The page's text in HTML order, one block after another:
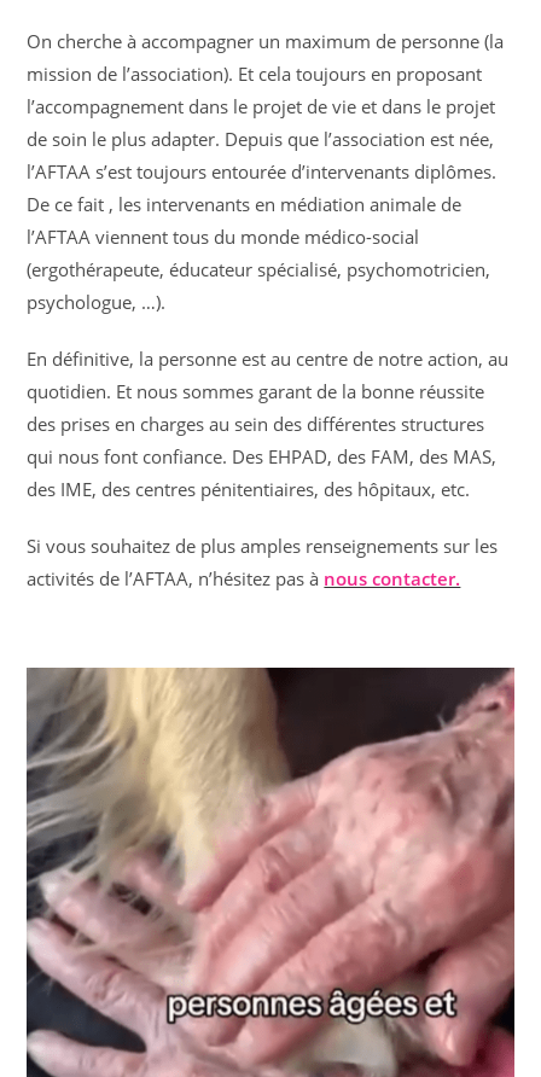
On cherche à accompagner un maximum de personne (la
mission de l’association). Et cela toujours en proposant
l’accompagnement dans le projet de vie et dans le projet
de soin le plus adapter. Depuis que l’association est née,
l’AFTAA s’est toujours entourée d’intervenants diplômes.
De ce fait , les intervenants en médiation animale de
l’AFTAA viennent tous du monde médico-social
(ergothérapeute, éducateur spécialisé, psychomotricien,
psychologue, …).
En définitive, la personne est au centre de notre action, au
quotidien. Et nous sommes garant de la bonne réussite
des prises en charges au sein des différentes structures
qui nous font confiance. Des EHPAD, des FAM, des MAS,
des IME, des centres pénitentiaires, des hôpitaux, etc.
Si vous souhaitez de plus amples renseignements sur les
activités de l’AFTAA, n’hésitez pas à nous contacter.